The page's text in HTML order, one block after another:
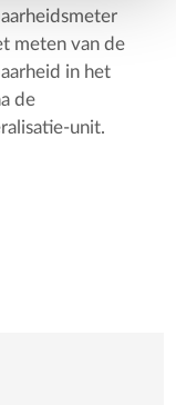
meten van de
in het
de
unit.